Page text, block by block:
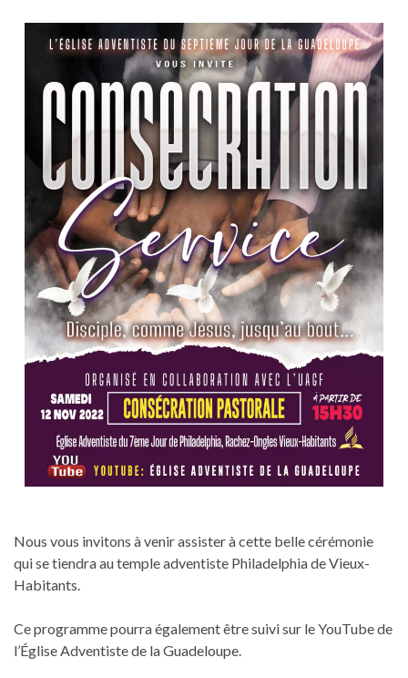
Nous vous invitons à venir assister à cette belle cérémonie
qui se tiendra au temple adventiste Philadelphia de Vieux-
Habitants.
Ce programme pourra également être suivi sur le YouTube de
l’Église Adventiste de la Guadeloupe.